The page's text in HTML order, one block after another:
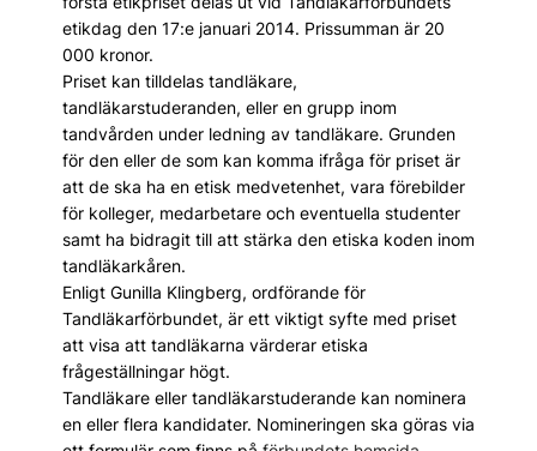
etikdag den 17:e januari 2014. Prissumman är 20
000 kronor.
Priset kan tilldelas tandläkare,
tandläkarstuderanden, eller en grupp inom
tandvården under ledning av tandläkare. Grunden
för den eller de som kan komma ifråga för priset är
att de ska ha en etisk medvetenhet, vara förebilder
för kolleger, medarbetare och eventuella studenter
samt ha bidragit till att stärka den etiska koden inom
tandläkarkåren.
Enligt Gunilla Klingberg, ordförande för
Tandläkarförbundet, är ett viktigt syfte med priset
att visa att tandläkarna värderar etiska
frågeställningar högt.
Tandläkare eller tandläkarstuderande kan nominera
en eller flera kandidater. Nomineringen ska göras via